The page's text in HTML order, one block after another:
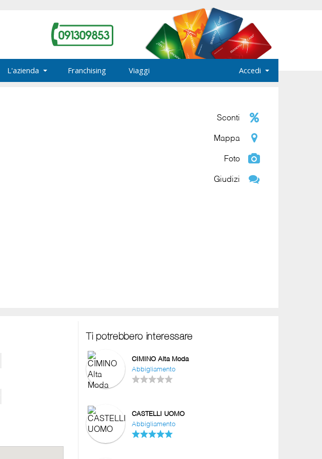
L'azienda Franchising Viaggi Accedi
Sconti
Mappa
Foto
Giudizi
Ti potrebbero interessare
CIMINO Alta Moda
Abbigliamento
CASTELLI UOMO
Abbigliamento